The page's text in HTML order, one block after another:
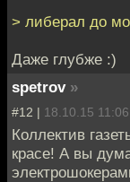
> либерал до
Даже глубже :)
spetrov »
#12 | 18.10.15 11:06
Коллектив
красе! А вы